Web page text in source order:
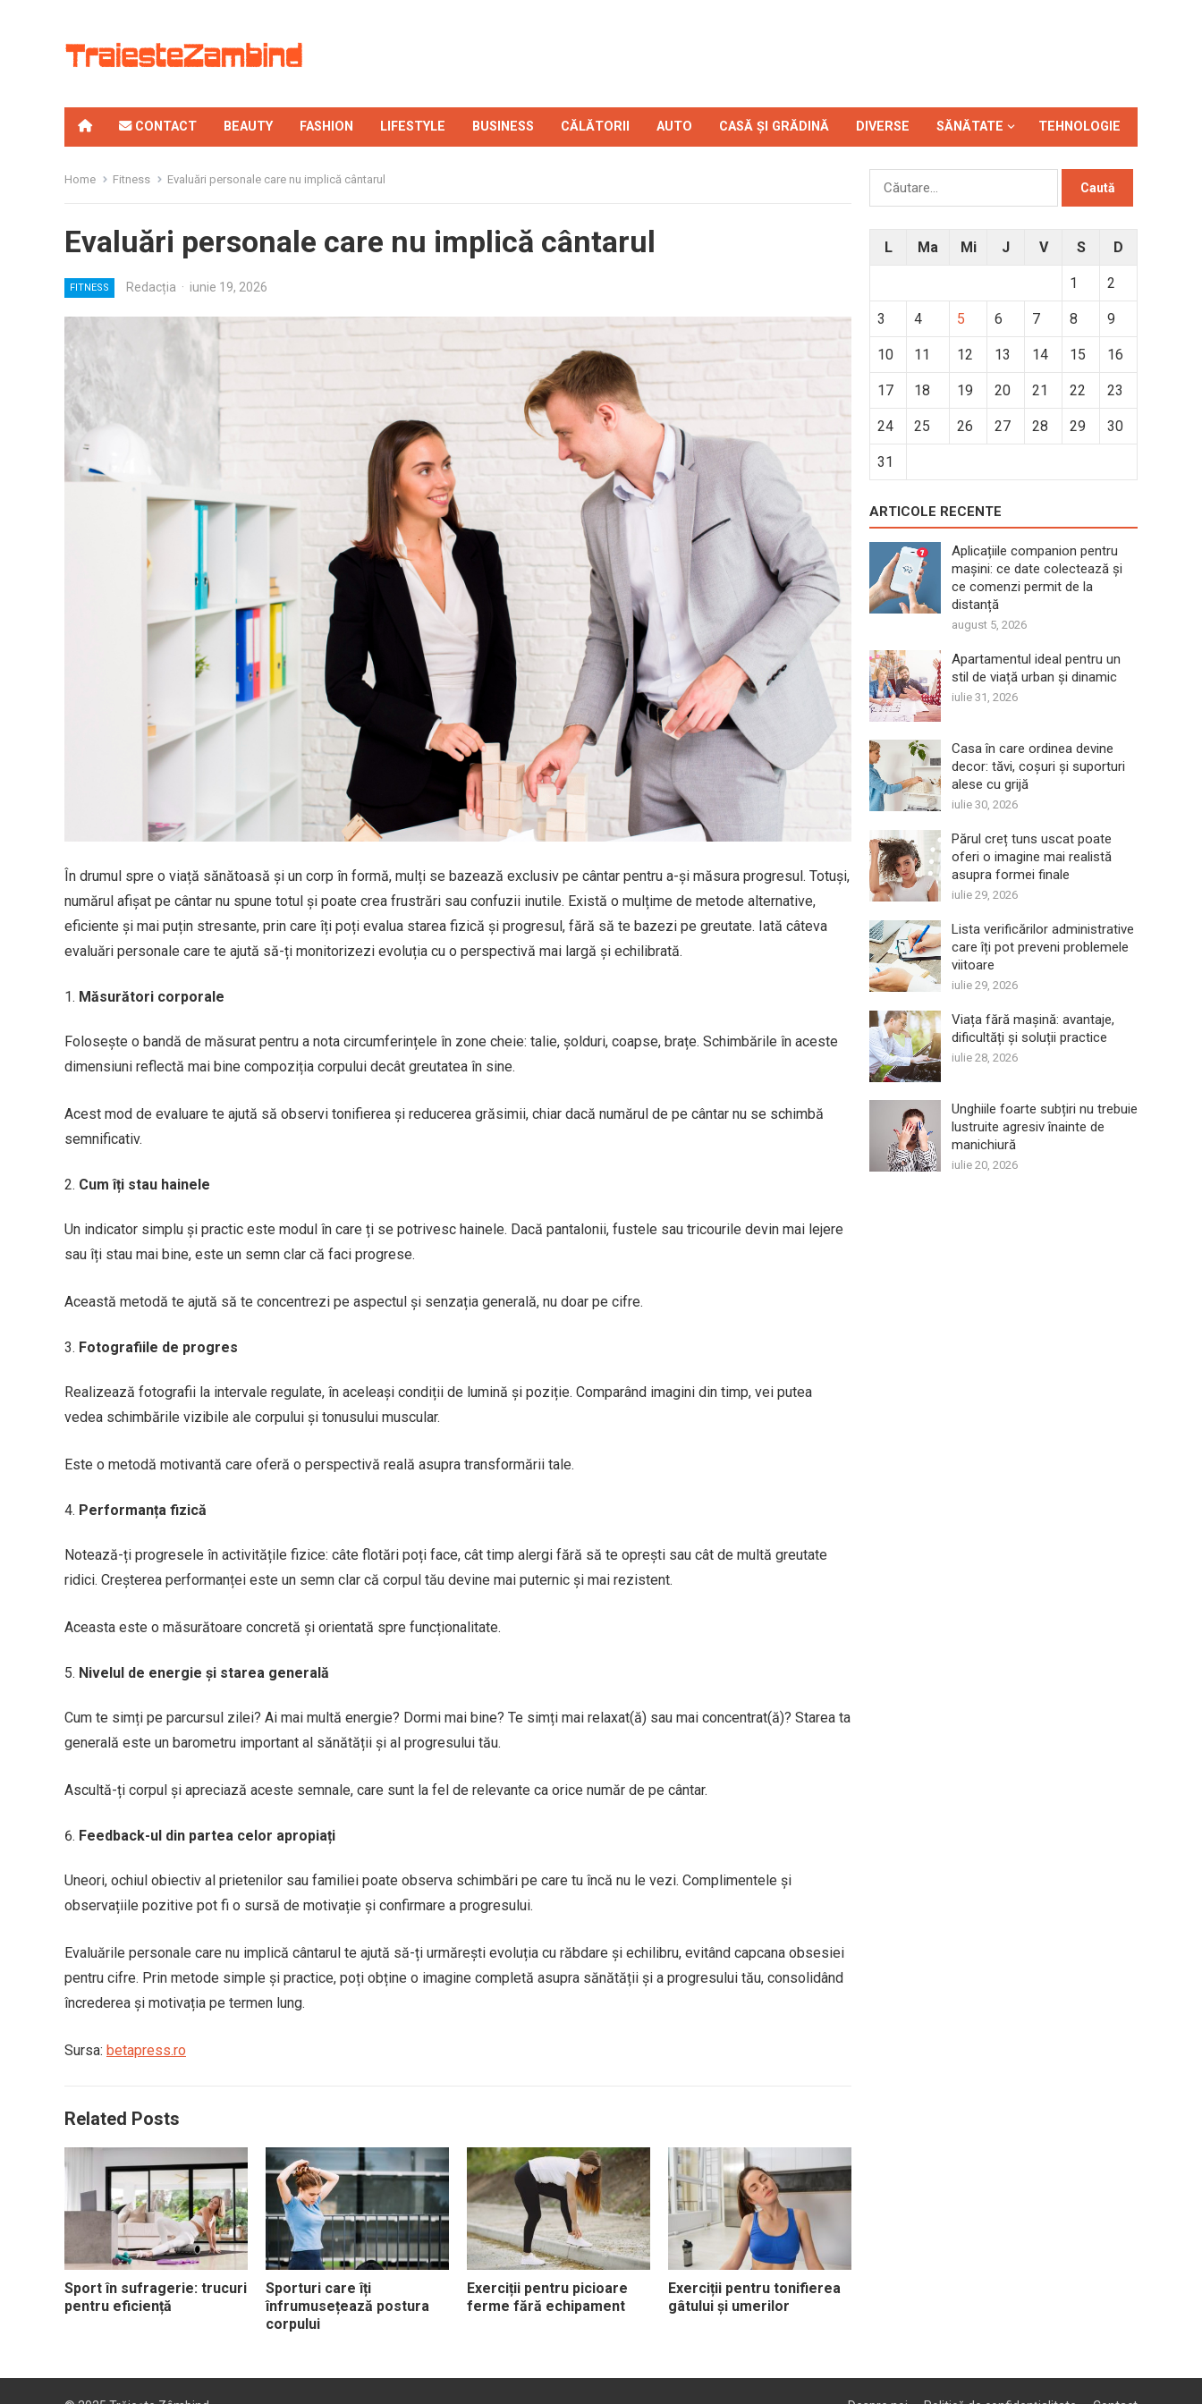
CONTACT BEAUTY FASHION LIFESTYLE BUSINESS CĂLĂTORII AUTO CASĂ ȘI GRĂDINĂ DIVERSE SĂNĂTATE TEHNOLOGIE
Home Fitness Evaluări personale care nu implică cântarul
Evaluări personale care nu implică cântarul
FITNESS Redacția · iunie 19, 2026
În drumul spre o viață sănătoasă și un corp în formă, mulți se bazează exclusiv pe cântar pentru a-și măsura progresul. Totuși,
numărul afișat pe cântar nu spune totul și poate crea frustrări sau confuzii inutile. Există o mulțime de metode alternative,
eficiente și mai puțin stresante, prin care îți poți evalua starea fizică și progresul, fără să te bazezi pe greutate. Iată câteva
evaluări personale care te ajută să-ți monitorizezi evoluția cu o perspectivă mai largă și echilibrată.
Măsurători corporale
Folosește o bandă de măsurat pentru a nota circumferințele în zone cheie: talie, șolduri, coapse, brațe. Schimbările în aceste
dimensiuni reflectă mai bine compoziția corpului decât greutatea în sine.
Acest mod de evaluare te ajută să observi tonifierea și reducerea grăsimii, chiar dacă numărul de pe cântar nu se schimbă
semnificativ.
Cum îți stau hainele
Un indicator simplu și practic este modul în care ți se potrivesc hainele. Dacă pantalonii, fustele sau tricourile devin mai lejere
sau îți stau mai bine, este un semn clar că faci progrese.
Această metodă te ajută să te concentrezi pe aspectul și senzația generală, nu doar pe cifre.
Fotografiile de progres
Realizează fotografii la intervale regulate, în aceleași condiții de lumină și poziție. Comparând imagini din timp, vei putea
vedea schimbările vizibile ale corpului și tonusului muscular.
Este o metodă motivantă care oferă o perspectivă reală asupra transformării tale.
Performanța fizică
Notează-ți progresele în activitățile fizice: câte flotări poți face, cât timp alergi fără să te oprești sau cât de multă greutate
ridici. Creșterea performanței este un semn clar că corpul tău devine mai puternic și mai rezistent.
Aceasta este o măsurătoare concretă și orientată spre funcționalitate.
Nivelul de energie și starea generală
Cum te simți pe parcursul zilei? Ai mai multă energie? Dormi mai bine? Te simți mai relaxat(ă) sau mai concentrat(ă)? Starea ta
generală este un barometru important al sănătății și al progresului tău.
Ascultă-ți corpul și apreciază aceste semnale, care sunt la fel de relevante ca orice număr de pe cântar.
Feedback-ul din partea celor apropiați
Uneori, ochiul obiectiv al prietenilor sau familiei poate observa schimbări pe care tu încă nu le vezi. Complimentele și
observațiile pozitive pot fi o sursă de motivație și confirmare a progresului.
Evaluările personale care nu implică cântarul te ajută să-ți urmărești evoluția cu răbdare și echilibru, evitând capcana obsesiei
pentru cifre. Prin metode simple și practice, poți obține o imagine completă asupra sănătății și a progresului tău, consolidând
încrederea și motivația pe termen lung.
Sursa: betapress.ro
Related Posts
Sport în sufragerie: trucuri
pentru eficiență
Sporturi care îți
înfrumusețează postura
corpului
Exerciții pentru picioare
ferme fără echipament
Exerciții pentru tonifierea
gâtului și umerilor
Caută
L Ma Mi J V S D
1 2
3 4 5 6 7 8 9
10 11 12 13 14 15 16
17 18 19 20 21 22 23
24 25 26 27 28 29 30
31
ARTICOLE RECENTE
Aplicațiile companion pentru
mașini: ce date colectează și
ce comenzi permit de la
distanță
august 5, 2026
Apartamentul ideal pentru un
stil de viață urban și dinamic
iulie 31, 2026
Casa în care ordinea devine
decor: tăvi, coșuri și suporturi
alese cu grijă
iulie 30, 2026
Părul creț tuns uscat poate
oferi o imagine mai realistă
asupra formei finale
iulie 29, 2026
Lista verificărilor administrative
care îți pot preveni problemele
viitoare
iulie 29, 2026
Viața fără mașină: avantaje,
dificultăți și soluții practice
iulie 28, 2026
Unghiile foarte subțiri nu trebuie
lustruite agresiv înainte de
manichiură
iulie 20, 2026